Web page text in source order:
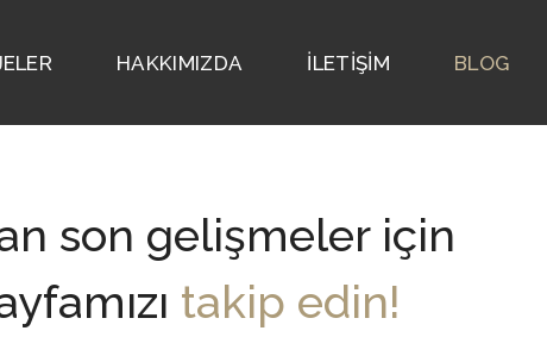
HAKKIMIZDA İLETİŞİM BLOG
son gelişmeler için
takip edin!